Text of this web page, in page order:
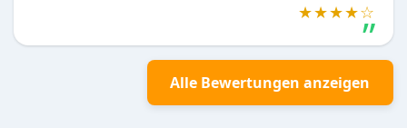
★★★★☆
Alle Bewertungen anzeigen